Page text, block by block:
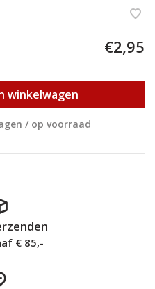
€2,95
winkelwagen
/ op voorraad
€ 85,-